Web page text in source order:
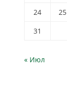
24
25
31
« Июл